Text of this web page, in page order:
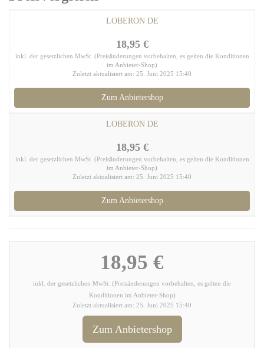
LOBERON DE
18,95 €
inkl. der gesetzlichen MwSt. (Preisänderungen vorbehalten, es gelten die Konditionen
im Anbieter-Shop)
Zuletzt aktualisiert am: 25. Juni 2025 15:40
Zum Anbietershop
LOBERON DE
18,95 €
inkl. der gesetzlichen MwSt. (Preisänderungen vorbehalten, es gelten die Konditionen
im Anbieter-Shop)
Zuletzt aktualisiert am: 25. Juni 2025 15:40
Zum Anbietershop
18,95 €
inkl. der gesetzlichen MwSt. (Preisänderungen vorbehalten, es gelten die
Konditionen im Anbieter-Shop)
Zuletzt aktualisiert am: 25. Juni 2025 15:40
Zum Anbietershop